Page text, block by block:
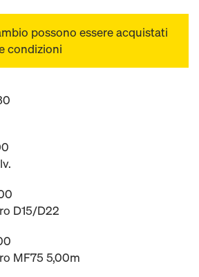
possono essere acquistati
condizioni
D15/D22
MF75 5,00m